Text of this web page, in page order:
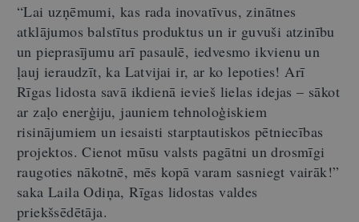
“Lai uzņēmumi, kas rada inovatīvus, zinātnes
atklājumos balstītus produktus un ir guvuši atzinību
un pieprasījumu arī pasaulē, iedvesmo ikvienu un
ļauj ieraudzīt, ka Latvijai ir, ar ko lepoties! Arī
Rīgas lidosta savā ikdienā ievieš lielas idejas – sākot
ar zaļo enerģiju, jauniem tehnoloģiskiem
risinājumiem un iesaisti starptautiskos pētniecības
projektos. Cienot mūsu valsts pagātni un drosmīgi
raugoties nākotnē, mēs kopā varam sasniegt vairāk!”
saka Laila Odiņa, Rīgas lidostas valdes
priekšsēdētāja.